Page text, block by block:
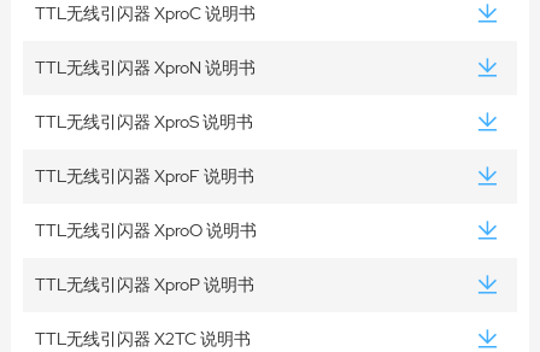
TTL无线引闪器 XproC 说明书
TTL无线引闪器 XproN 说明书
TTL无线引闪器 XproS 说明书
TTL无线引闪器 XproF 说明书
TTL无线引闪器 XproO 说明书
TTL无线引闪器 XproP 说明书
TTL无线引闪器 X2TC 说明书